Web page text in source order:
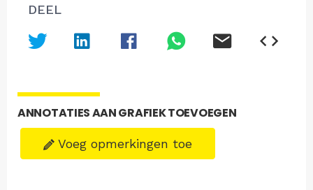
DEEL
ANNOTATIES AAN GRAFIEK TOEVOEGEN
Voeg opmerkingen toe